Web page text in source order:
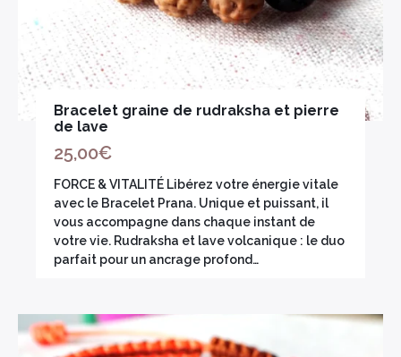
Bracelet graine de rudraksha et pierre
de lave
25,00€
FORCE & VITALITÉ Libérez votre énergie vitale
avec le Bracelet Prana. Unique et puissant, il
vous accompagne dans chaque instant de
votre vie. Rudraksha et lave volcanique : le duo
parfait pour un ancrage profond…